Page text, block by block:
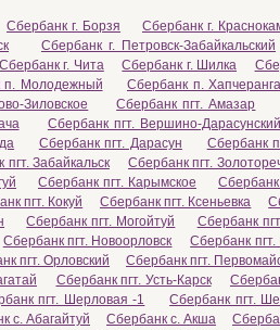
Сбербанк г. Борзя
Сбербанк г.
Сбербанк г. Петровск-Забайкальский
Сбербанк г. Чита Сбербанк г. Шилка
п. Молодежный
Сбербанк п. Хапчеранга
Зиловское
Сбербанк пгт. Амазар
Сбербанк пгт. Вершино-
Сбербанк пгт. Дарасун
Сбербанк
пгт. Забайкальск
Сбербанк пгт.
Сбербанк пгт. Карымское
Сбербанк
пгт. Кокуй Сбербанк пгт. Ксеньевка
Сбербанк пгт. Могойтуй
Сбербанк
Сбербанк пгт. Новоорловск
Сбербанк
пгт. Орловский
Сбербанк пгт.
Сбербанк пгт. Усть-Карск
пгт. Шерловая -1
Сбербанк пгт.
с. Абагайтуй Сбербанк с. Акша